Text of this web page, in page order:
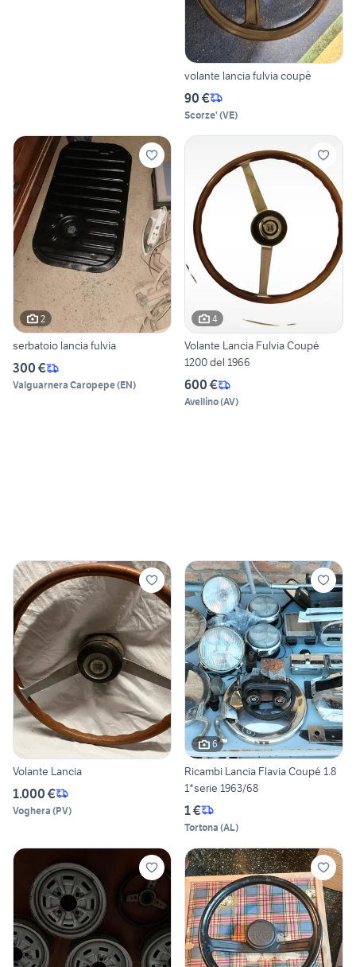
volante lancia fulvia coupè
90 €
Scorze' (VE)
2
serbatoio lancia fulvia
300 €
Valguarnera Caropepe(EN)
4
Volante Lancia Fulvia Coupé
1200 del 1966
600 €
Avellino(AV)
Volante Lancia
1.000 €
Voghera (PV)
6
Ricambi Lancia Flavia Coupé 1.8
1*serie 1963/68
1 €
Tortona (AL)